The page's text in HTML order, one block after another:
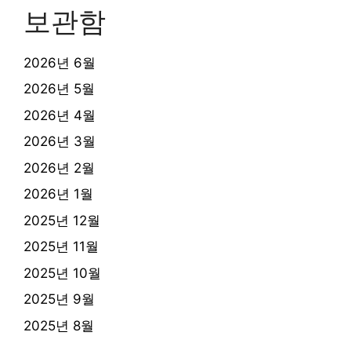
보관함
2026년 6월
2026년 5월
2026년 4월
2026년 3월
2026년 2월
2026년 1월
2025년 12월
2025년 11월
2025년 10월
2025년 9월
2025년 8월